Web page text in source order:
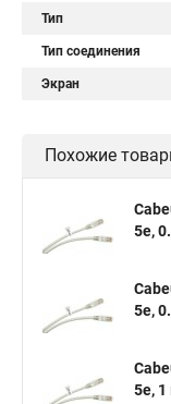
Тип
Тип соединения
Экран
Похожие
5e,
5e,
5e,